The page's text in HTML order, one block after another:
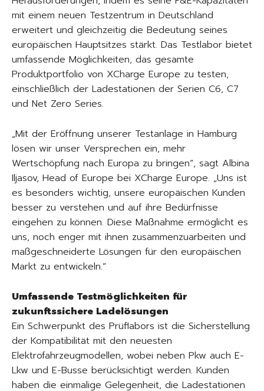
mit einem neuen Testzentrum in Deutschland
erweitert und gleichzeitig die Bedeutung seines
europäischen Hauptsitzes stärkt. Das Testlabor bietet
umfassende Möglichkeiten, das gesamte
Produktportfolio von XCharge Europe zu testen,
einschließlich der Ladestationen der Serien C6, C7
und Net Zero Series.
„Mit der Eröffnung unserer Testanlage in Hamburg
lösen wir unser Versprechen ein, mehr
Wertschöpfung nach Europa zu bringen“, sagt Albina
Iljasov, Head of Europe bei XCharge Europe. „Uns ist
es besonders wichtig, unsere europäischen Kunden
besser zu verstehen und auf ihre Bedürfnisse
eingehen zu können. Diese Maßnahme ermöglicht es
uns, noch enger mit ihnen zusammenzuarbeiten und
maßgeschneiderte Lösungen für den europäischen
Markt zu entwickeln.“
Umfassende Testmöglichkeiten für
zukunftssichere Ladelösungen
Ein Schwerpunkt des Prüflabors ist die Sicherstellung
der Kompatibilität mit den neuesten
Elektrofahrzeugmodellen, wobei neben Pkw auch E-
Lkw und E-Busse berücksichtigt werden. Kunden
haben die einmalige Gelegenheit, die Ladestationen